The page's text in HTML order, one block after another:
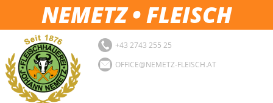
NEMETZ • FLEISCH
+43 2743 255 25
OFFICE@NEMETZ-FLEISCH.AT